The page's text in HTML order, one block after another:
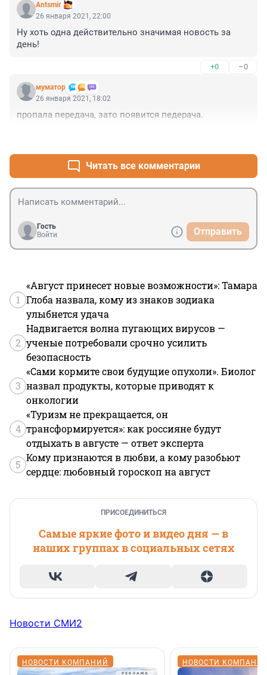
Antsmir
26 января 2021, 22:00
Ну хоть одна действительно значимая новость за
день!
+0 –0
муматор
26 января 2021, 18:02
пропала передача, зато появится педерача.
Читать все комментарии
Гость
Войти
Отправить
1
«Август принесет новые возможности»: Тамара
Глоба назвала, кому из знаков зодиака
улыбнется удача
2
Надвигается волна пугающих вирусов —
ученые потребовали срочно усилить
безопасность
3
«Сами кормите свои будущие опухоли». Биолог
назвал продукты, которые приводят к
онкологии
4
«Туризм не прекращается, он
трансформируется»: как россияне будут
отдыхать в августе — ответ эксперта
5
Кому признаются в любви, а кому разобьют
сердце: любовный гороскоп на август
ПРИСОЕДИНИТЬСЯ
Самые яркие фото и видео дня — в
наших группах в социальных сетях
Новости СМИ2
НОВОСТИ КОМПАНИЙ НОВОСТИ